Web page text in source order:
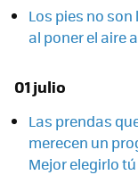
Los pies no
al poner el aire
01 julio
Las prendas
merecen un
Mejor elegirlo